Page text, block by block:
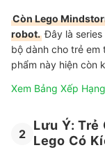
Còn Lego
robot. Đây là series
bộ dành cho trẻ em
phẩm này hiện còn
Xem Bảng Xếp Hạng
2
Lưu Ý: Trẻ
Lego Có